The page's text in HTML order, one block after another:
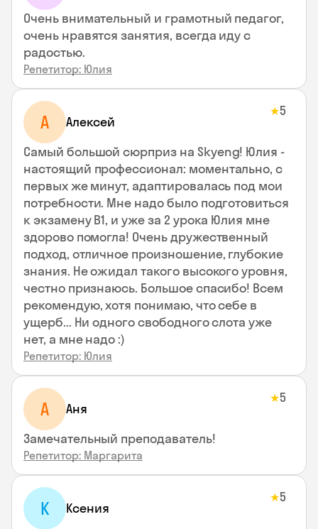
Очень внимательный и грамотный педагог,
очень нравятся занятия, всегда иду с
радостью.
Репетитор: Юлия
А Алексей
★5
Самый большой сюрприз на Skyeng! Юлия -
настоящий профессионал: моментально, с
первых же минут, адаптировалась под мои
потребности. Мне надо было подготовиться
к экзамену В1, и уже за 2 урока Юлия мне
здорово помогла! Очень дружественный
подход, отличное произношение, глубокие
знания. Не ожидал такого высокого уровня,
честно признаюсь. Большое спасибо! Всем
рекомендую, хотя понимаю, что себе в
ущерб... Ни одного свободного слота уже
нет, а мне надо :)
Репетитор: Юлия
А Аня
★5
Замечательный преподаватель!
Репетитор: Маргарита
К Ксения
★5